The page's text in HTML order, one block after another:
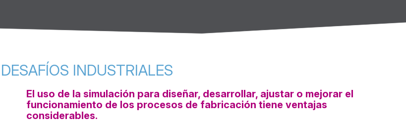
INDUSTRIALES
El uso de la simulación para diseñar, desarrollar, ajustar o mejorar el
funcionamiento de los procesos de fabricación tiene ventajas
considerables.